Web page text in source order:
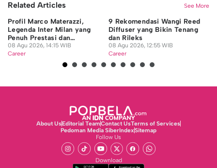
Related Articles See More
Profil Marco Materazzi,
Legenda Inter Milan yang
Penuh Prestasi dan
Kontroversi
08 Agu 2026, 14:15 WIB
Career
9 Rekomendasi Wangi Reed
Diffuser yang Bikin Tenang
dan Rileks
08 Agu 2026, 12:55 WIB
Career
About UsEditorial TeamContact UsTerms of Services
Pedoman Media SiberIndexSitemap
Follow Us
Download